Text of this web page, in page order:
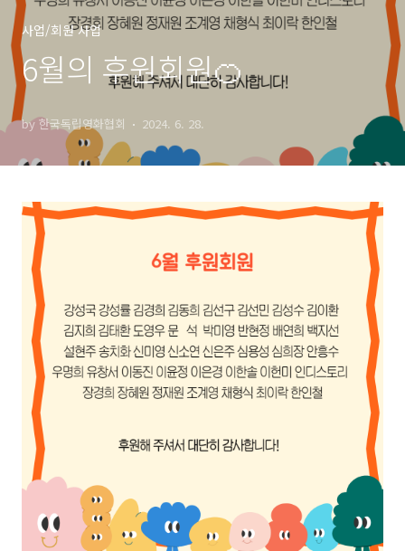
사업/회원 사업
6월의 후원회원🍊
by 한국독립영화협회 2024. 6. 28.